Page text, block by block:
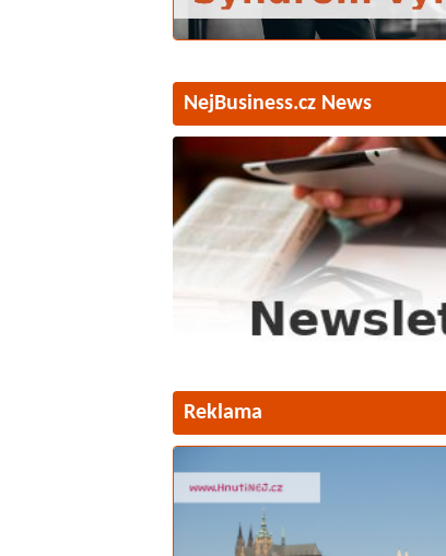
NejBusiness.cz News
Reklama